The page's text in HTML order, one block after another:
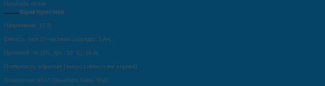
Написать отзыв
Характеристики
Напряжение: 12 В;
Ёмкость (при 20‑часовом разряде): 5 Ач;
Пусковой ток (EN, при −18 °C): 65 А;
Полярность: обратная (минус слева, плюс справа);
Технология: AGM (Absorbent Glass Mat);